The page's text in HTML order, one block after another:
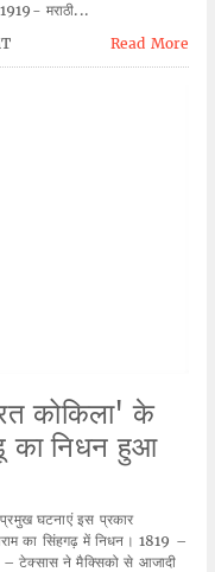
मराठी...
Read More
कोकिला' के
का निधन हुआ
प्रमुख घटनाएं इस प्रकार
का सिंहगढ़ में निधन। 1819 –
– टेक्सास ने मैक्सिको से आजादी